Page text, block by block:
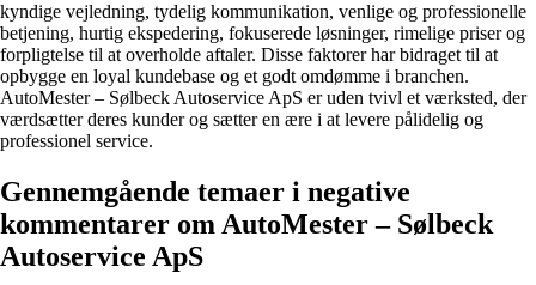
kyndige vejledning, tydelig kommunikation, venlige og professionelle
betjening, hurtig ekspedering, fokuserede løsninger, rimelige priser og
forpligtelse til at overholde aftaler. Disse faktorer har bidraget til at
opbygge en loyal kundebase og et godt omdømme i branchen.
AutoMester – Sølbeck Autoservice ApS er uden tvivl et værksted, der
værdsætter deres kunder og sætter en ære i at levere pålidelig og
professionel service.
Gennemgående temaer i negative
kommentarer om AutoMester – Sølbeck
Autoservice ApS